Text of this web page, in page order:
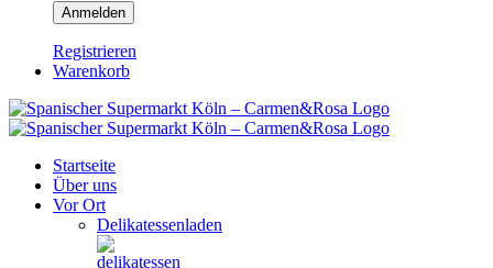
Registrieren
Warenkorb
Startseite
Über uns
Vor Ort
Delikatessenladen